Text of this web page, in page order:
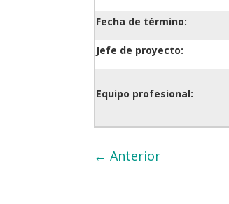
Fecha de término:
Jefe de proyecto:
Equipo profesional:
←Anterior